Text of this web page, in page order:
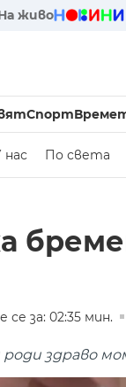
живо
Спорт
нас По света
се за: 02:35 мин.
роди здраво